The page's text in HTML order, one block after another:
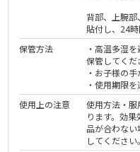
背部、上腕部
貼付し、24時
保管方法
・高温多湿
保管してくだ
・お子様の
・使用期限
使用上の注意
使用方法・
ります。効
品が合わな
してください。